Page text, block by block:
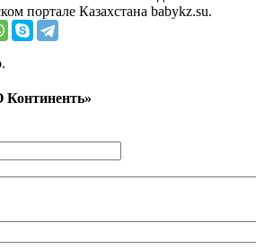
портале Казахстана babykz.su.